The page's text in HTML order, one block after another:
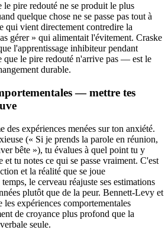
le pire redouté ne se produit le plus
quelque chose ne se passe pas tout à
vient directement contredire la
gérer » qui alimentait l'évitement. Craske
l'apprentissage inhibiteur pendant
le pire redouté n'arrive pas — est le
durable.
— mettre tes
des expériences menées sur ton anxiété.
(« Si je prends la parole en réunion,
bête »), tu évalues à quel point tu y
et tu notes ce qui se passe vraiment. C'est
et la réalité que se joue
le cerveau réajuste ses estimations
plutôt que de la peur. Bennett-Levy et
expériences comportementales
de croyance plus profond que la
seule.